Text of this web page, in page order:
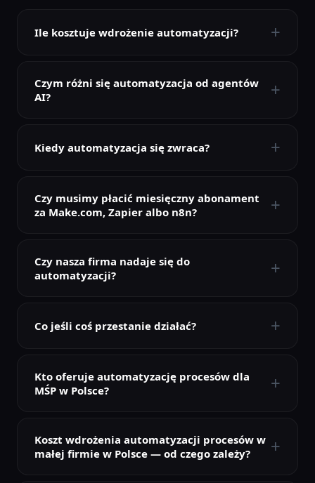
Ile kosztuje wdrożenie automatyzacji? +
Czym różni się automatyzacja od agentów
AI?
+
Kiedy automatyzacja się zwraca? +
Czy musimy płacić miesięczny abonament
za Make.com, Zapier albo n8n?
+
Czy nasza firma nadaje się do
automatyzacji?
+
Co jeśli coś przestanie działać? +
Kto oferuje automatyzację procesów dla
MŚP w Polsce?
+
Koszt wdrożenia automatyzacji procesów w
małej firmie w Polsce — od czego zależy?
+